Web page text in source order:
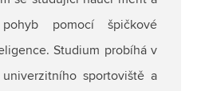
pomocí špičkové
Studium probíhá v
sportoviště a